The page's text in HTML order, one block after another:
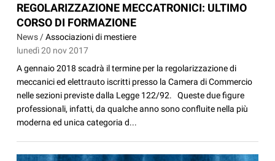
REGOLARIZZAZIONE MECCATRONICI: ULTIMO
CORSO DI FORMAZIONE
News /Associazioni di mestiere
lunedì 20 nov 2017
A gennaio 2018 scadrà il termine per la regolarizzazione di
meccanici ed elettrauto iscritti presso la Camera di Commercio
nelle sezioni previste dalla Legge 122/92. Queste due figure
professionali, infatti, da qualche anno sono confluite nella più
moderna ed unica categoria d...